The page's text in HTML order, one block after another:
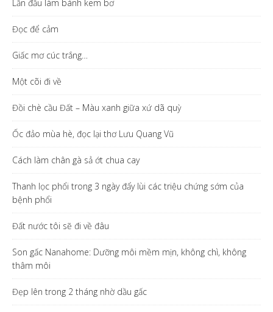
Lần đầu làm bánh kem bơ
Đọc để cảm
Giấc mơ cúc trắng…
Một cõi đi về
Đồi chè cầu Đất – Màu xanh giữa xứ dã quỳ
Ốc đảo mùa hè, đọc lại thơ Lưu Quang Vũ
Cách làm chân gà sả ớt chua cay
Thanh lọc phổi trong 3 ngày đẩy lùi các triệu chứng sớm của
bệnh phổi
Đất nước tôi sẽ đi về đâu
Son gấc Nanahome: Dưỡng môi mềm mịn, không chì, không
thâm môi
Đẹp lên trong 2 tháng nhờ dầu gấc